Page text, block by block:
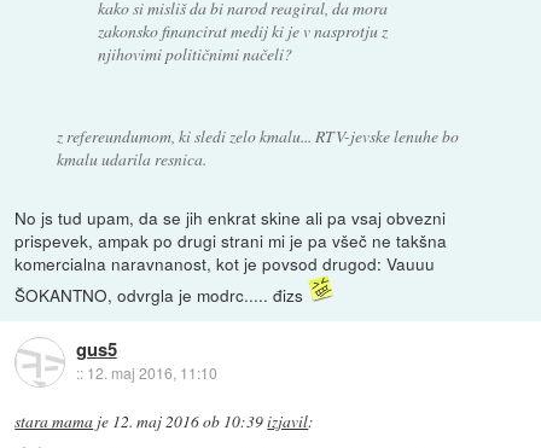
kako si misliš da bi narod reagiral, da mora
zakonsko financirat medij ki je v nasprotju z
njihovimi političnimi načeli?
z refereundumom, ki sledi zelo kmalu... RTV-jevske lenuhe bo
kmalu udarila resnica.
No js tud upam, da se jih enkrat skine ali pa vsaj obvezni
prispevek, ampak po drugi strani mi je pa všeč ne takšna
komercialna naravnanost, kot je povsod drugod: Vauuu
ŠOKANTNO, odvrgla je modrc..... đizs
gus5
:: 12. maj 2016, 11:10
stara mama je 12. maj 2016 ob 10:39izjavil: